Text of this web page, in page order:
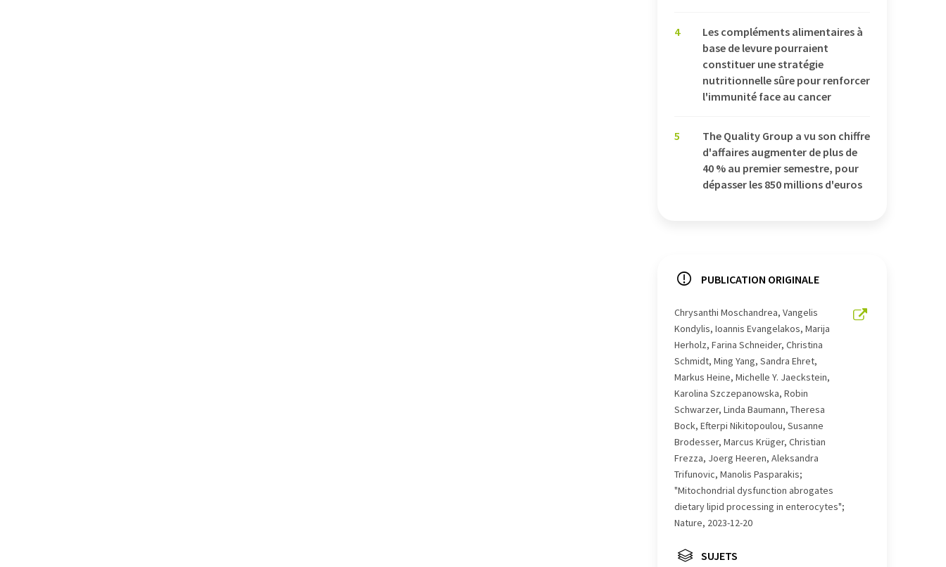
4
Les compléments alimentaires à
base de levure pourraient
constituer une stratégie
nutritionnelle sûre pour renforcer
l'immunité face au cancer
5
The Quality Group a vu son chiffre
d'affaires augmenter de plus de
40 % au premier semestre, pour
dépasser les 850 millions d'euros
PUBLICATION ORIGINALE
Chrysanthi Moschandrea, Vangelis
Kondylis, Ioannis Evangelakos, Marija
Herholz, Farina Schneider, Christina
Schmidt, Ming Yang, Sandra Ehret,
Markus Heine, Michelle Y. Jaeckstein,
Karolina Szczepanowska, Robin
Schwarzer, Linda Baumann, Theresa
Bock, Efterpi Nikitopoulou, Susanne
Brodesser, Marcus Krüger, Christian
Frezza, Joerg Heeren, Aleksandra
Trifunovic, Manolis Pasparakis;
"Mitochondrial dysfunction abrogates
dietary lipid processing in enterocytes";
Nature, 2023-12-20
SUJETS